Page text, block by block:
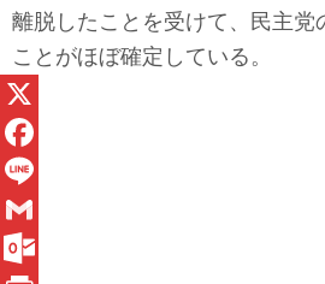
離脱したことを受けて、民主党
ことがほぼ確定している。
X
F
a
c
L
G